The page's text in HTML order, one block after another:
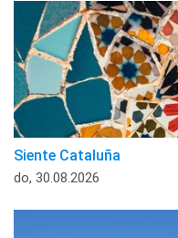
Siente Cataluña
do, 30.08.2026